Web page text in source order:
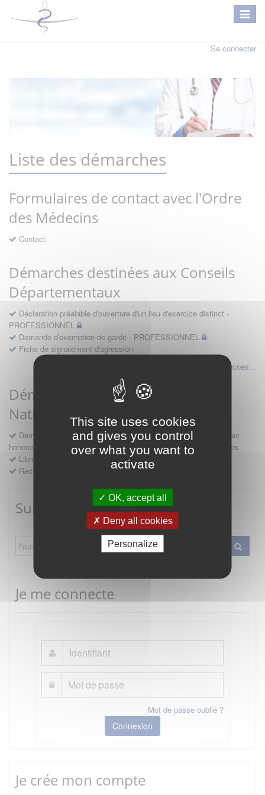
This site uses cookies
and gives you control
over what you want to
activate
OK, accept all
Deny all cookies
Personalize
Se connecter
Liste des démarches
Formulaires de contact avec l'Ordre
des Médecins
Contact
Démarches destinées aux Conseils
Départementaux
Déclaration préalable d'ouverture d'un lieu d'exercice distinct -
PROFESSIONNEL
Demande d'exemption de garde - PROFESSIONNEL
Fiche de signalement d'agression
Voir les autres démarches...
Démarches destinées au Conseil
National
Demande d'avis en hospitalité, en études, des conventions avec
honoraires et des demandes diverses formulées par les entreprises
Libre prestation de services
Recours
Suivre mes démarches
Je me connecte
Mot de passe oublié ?
Connexion
Je crée mon compte